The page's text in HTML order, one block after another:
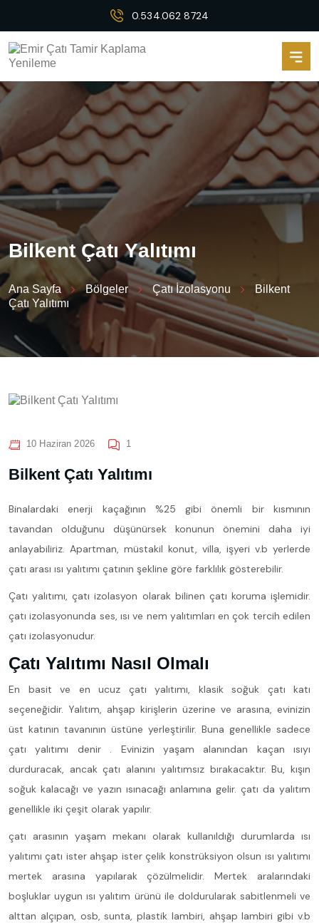
0.534.062 8724
Bilkent Çatı Yalıtımı
Ana Sayfa Bölgeler Çatı İzolasyonu
Bilkent
Çatı Yalıtımı
10 Haziran 2026 1
Bilkent Çatı Yalıtımı
Binalardaki enerji kaçağının %25 gibi önemli bir kısmının
tavandan olduğunu düşünürsek konunun önemini daha iyi
anlayabiliriz. Apartman, müstakil konut, villa, işyeri v.b yerlerde
çatı arası ısı yalıtımı çatının şekline göre farklılık gösterebilir.
Çatı yalıtımı, çatı izolasyon olarak bilinen çatı koruma işlemidir.
çatı izolasyonunda ses, ısı ve nem yalıtımları en çok tercih edilen
çatı izolasyonudur.
Çatı Yalıtımı Nasıl Olmalı
En basit ve en ucuz çatı yalıtımı, klasik soğuk çatı katı
seçeneğidir. Yalıtım, ahşap kirişlerin üzerine ve arasına, evinizin
üst katının tavanının üstüne yerleştirilir. Buna genellikle sadece
çatı yalıtımı denir . Evinizin yaşam alanından kaçan ısıyı
durduracak, ancak çatı alanını yalıtımsız bırakacaktır. Bu, kışın
soğuk kalacağı ve yazın ısınacağı anlamına gelir. çatı da yalıtım
genellikle iki çeşit olarak yapılır.
çatı arasının yaşam mekanı olarak kullanıldığı durumlarda ısı
yalıtımı çatı ister ahşap ister çelik konstrüksiyon olsun ısı yalıtımı
mertek arasına yapılarak çözülmelidir. Mertek aralarındaki
boşluklar uygun ısı yalıtım ürünü ile doldurularak sabitlenmeli ve
alttan alçıpan, osb, sunta, plastik lambiri, ahşap lambiri gibi v.b